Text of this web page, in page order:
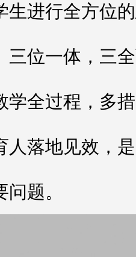
生进行全方位
三位一体，三
学全过程，多
人落地见效，
问题。